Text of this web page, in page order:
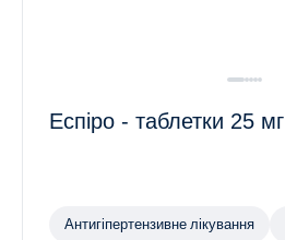
Еспіро - таблетки 25 мг
Антигіпертензивне лікування